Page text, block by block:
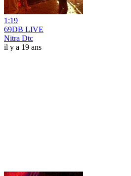
1:19
69DB LIVE
Nitra Dtc
il y a 19 ans